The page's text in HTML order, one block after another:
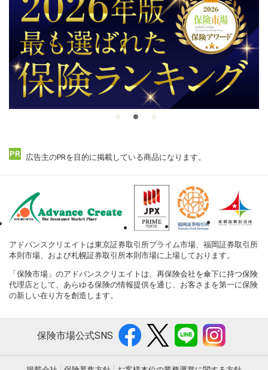
広告主のPRを目的に掲載している商品になります。
アドバンスクリエイトは東京証券取引所プライム市場、福岡証券取引所
本則市場、および札幌証券取引所本則市場に上場しております。
「保険市場」のアドバンスクリエイトは、再保険会社を傘下に持つ保険
代理店として、あらゆる保険の情報提供を通じ、お客さまを第一に保険
の新しい在り方を創造します。
保険市場公式SNS